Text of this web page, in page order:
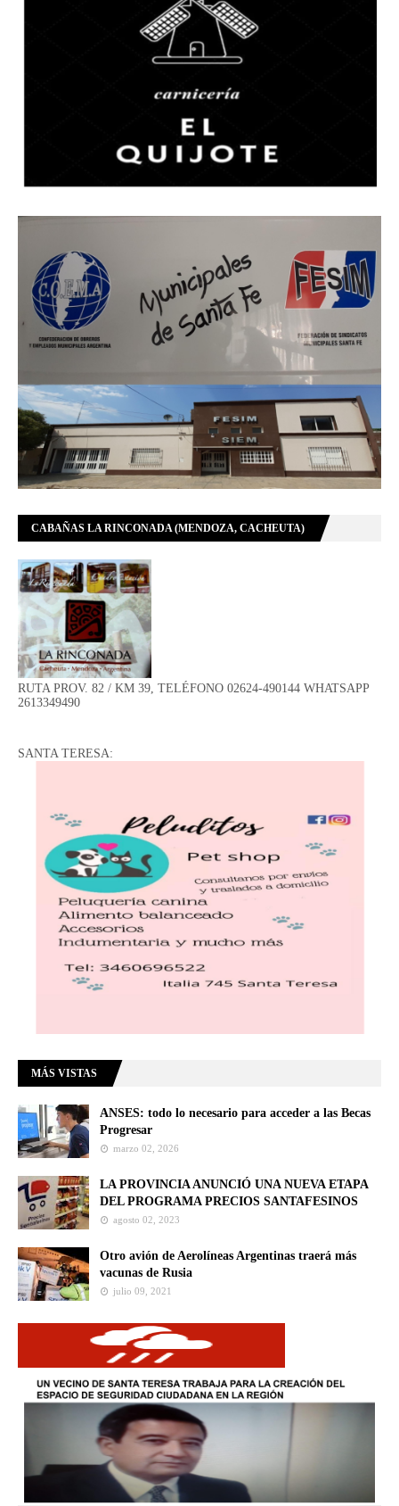
CABAÑAS LA RINCONADA (MENDOZA, CACHEUTA)
RUTA PROV. 82 / KM 39, TELÉFONO 02624-490144 WHATSAPP
2613349490
SANTA TERESA:
MÁS VISTAS
ANSES: todo lo necesario para acceder a las Becas
Progresar
marzo 02, 2026
LA PROVINCIA ANUNCIÓ UNA NUEVA ETAPA
DEL PROGRAMA PRECIOS SANTAFESINOS
agosto 02, 2023
Otro avión de Aerolíneas Argentinas traerá más
vacunas de Rusia
julio 09, 2021